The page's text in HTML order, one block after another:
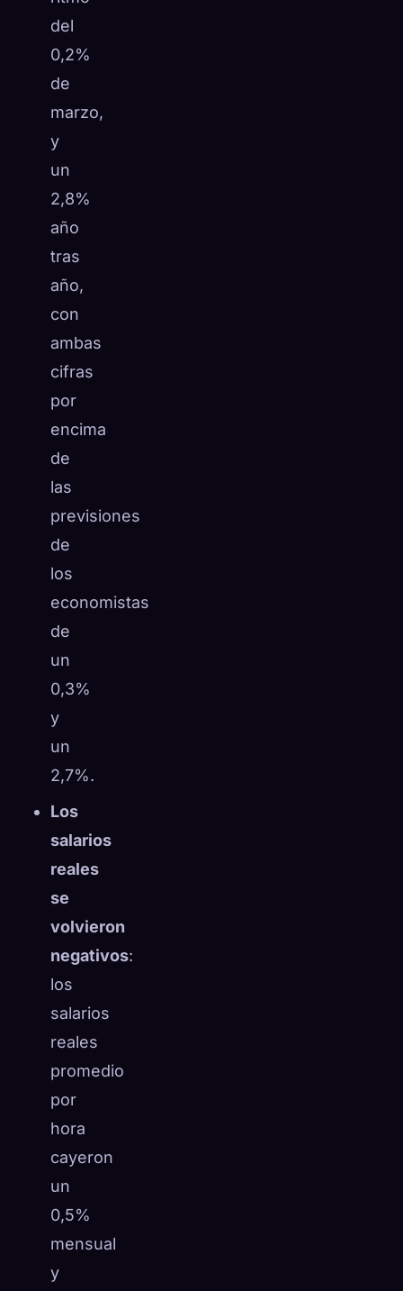
del
0,2%
de
marzo,
y
un
2,8%
año
tras
año,
con
ambas
cifras
por
encima
de
las
previsiones
de
los
economistas
de
un
0,3%
y
un
2,7%.
Los
salarios
reales
se
volvieron
negativos:
los
salarios
reales
promedio
por
hora
cayeron
un
0,5%
mensual
y